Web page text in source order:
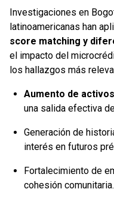
Investigaciones en
latinoamericanas han
score matching y
el impacto del
los hallazgos más
Aumento de
una salida efectiva
Generación de
interés en futuros
Fortalecimiento de
cohesión comunitaria.